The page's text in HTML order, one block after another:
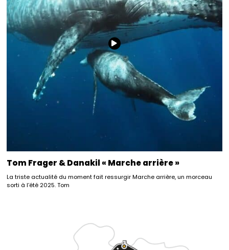
Tom Frager & Danakil « Marche arrière »
La triste actualité du moment fait ressurgir Marche arrière, un morceau
sorti à l’été 2025. Tom